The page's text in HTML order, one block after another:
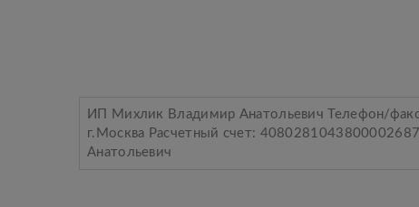
ИП Михлик Владимир Анатольевич Телефон/
г.Москва Расчетный счет:
Анатольевич